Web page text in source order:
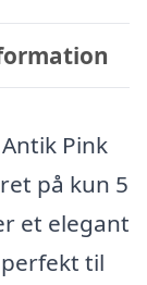
Pink
på kun 5
et elegant
til